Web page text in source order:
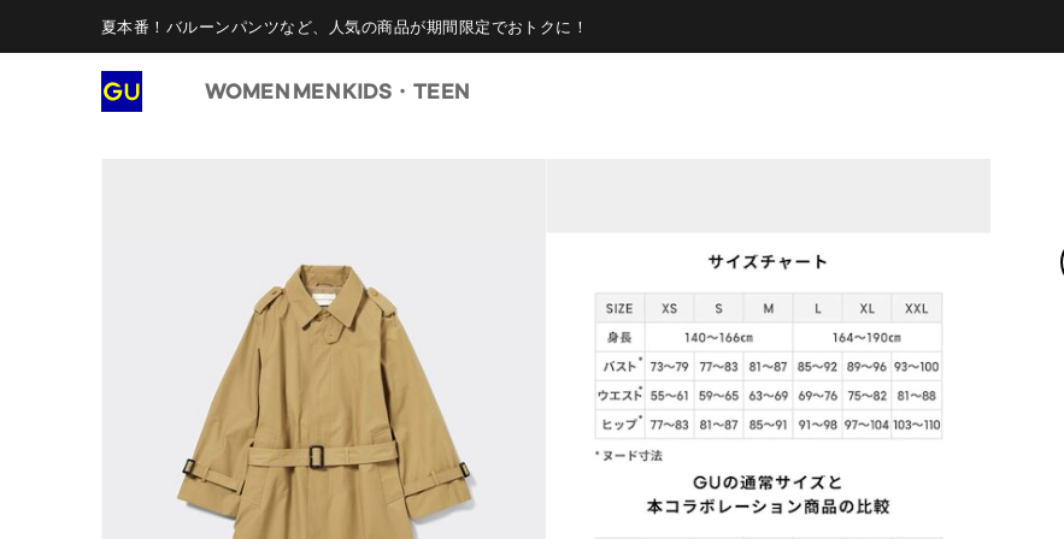
夏本番！バルーンパンツなど、人気の商品が期間限定でおトクに！
WOMEN MENKIDS・TEEN